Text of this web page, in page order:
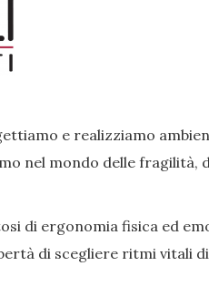
e realizziamo
nel mondo delle fragilità,
di ergonomia fisica ed
di scegliere ritmi vitali